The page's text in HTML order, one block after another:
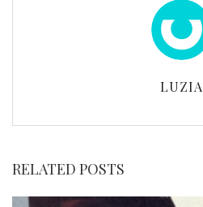
LUZIA
RELATED POSTS